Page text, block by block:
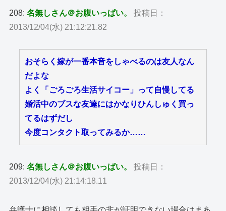
208:名無しさん＠お腹いっぱい。
投稿日：
2013/12/04(水) 21:12:21.82
おそらく嫁が一番本音をしゃべるのは友人なん
だよな
よく「ごろごろ生活サイコー」って自慢してる
婚活中のブスな友達にはかなりひんしゅく買っ
てるはずだし
今度コンタクト取ってみるか……
209:名無しさん＠お腹いっぱい。
投稿日：
2013/12/04(水) 21:14:18.11